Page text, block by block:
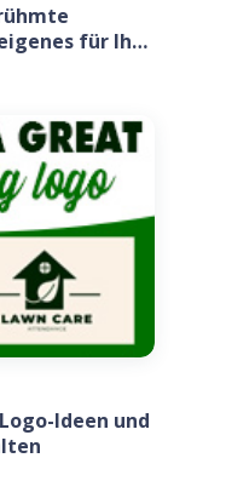
für Ihr
Ideen und